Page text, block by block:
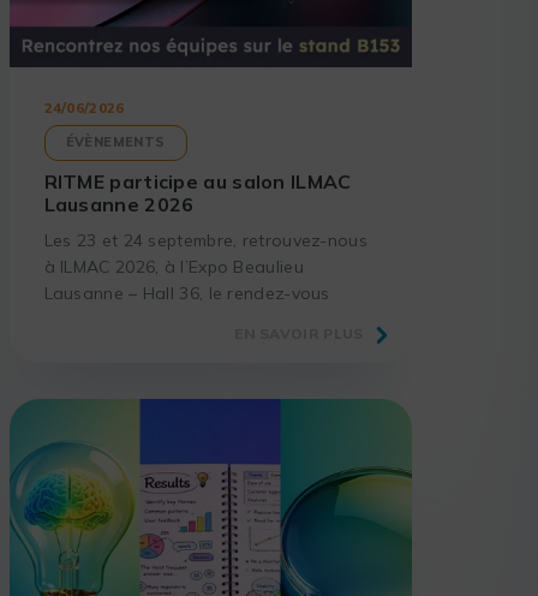
24/06/2026
ÉVÈNEMENTS
RITME participe au salon ILMAC
Lausanne 2026
Les 23 et 24 septembre, retrouvez-nous
à ILMAC 2026, à l’Expo Beaulieu
Lausanne – Hall 36, le rendez-vous